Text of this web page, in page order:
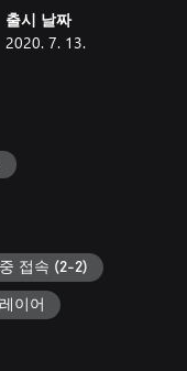
출시 날짜
2020. 7. 13.
접속 (2-2)
이어